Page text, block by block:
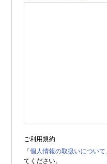
ご利用規約
「個人情報の取扱いについて
てください。